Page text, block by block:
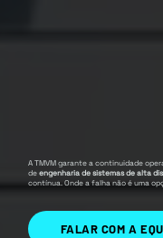
A TMVM garante a continuidade
deengenharia de sistemas de alta
contínua. Onde a falha não é uma
FALAR COM A